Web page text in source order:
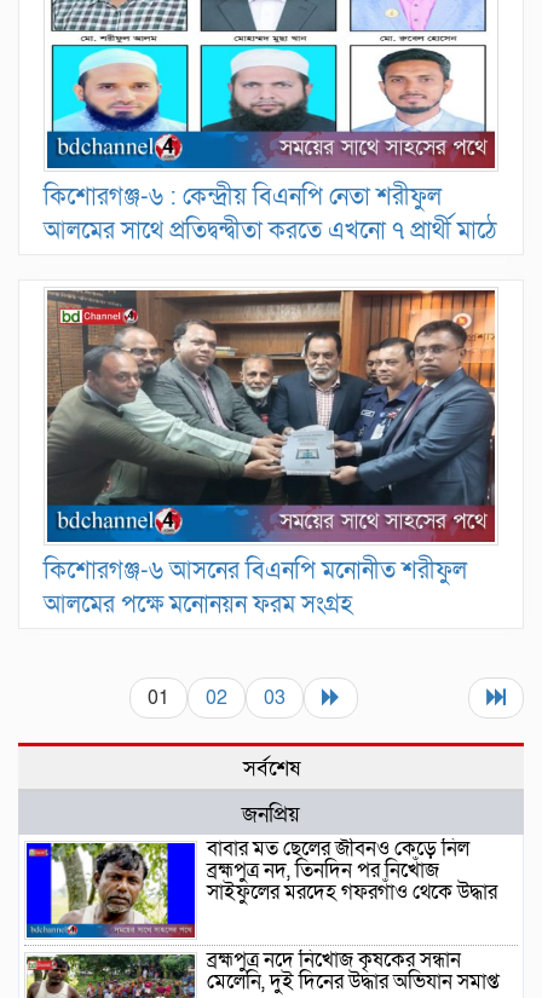
কিশোরগঞ্জ-৬ : কেন্দ্রীয় বিএনপি নেতা শরীফুল
আলমের সাথে প্রতিদ্বন্দ্বীতা করতে এখনো ৭ প্রার্থী মাঠে
কিশোরগঞ্জ-৬ আসনের বিএনপি মনোনীত শরীফুল
আলমের পক্ষে মনোনয়ন ফরম সংগ্রহ
01 02 03
সর্বশেষ
জনপ্রিয়
বাবার মত ছেলের জীবনও কেড়ে নিল
ব্রহ্মপুত্র নদ, তিনদিন পর নিখোঁজ
সাইফুলের মরদেহ গফরগাঁও থেকে উদ্ধার
ব্রহ্মপুত্র নদে নিখোঁজ কৃষকের সন্ধান
মেলেনি, দুই দিনের উদ্ধার অভিযান সমাপ্ত